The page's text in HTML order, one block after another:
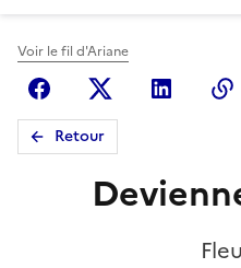
Voir le fil d'Ariane
FacebookX Linkedin
Retour